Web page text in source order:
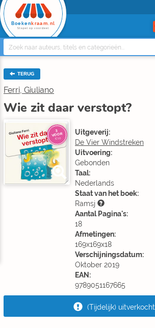
Boeken kraam.nl
Stapel op voordeel
TERUG
Ferri, Giuliano
Wie zit daar verstopt?
3
VOOR
€10
Uitgeverij:
De Vier Windstreken
Uitvoering:
Gebonden
Taal:
Nederlands
Staat van het boek:
Ramsj
Aantal Pagina's:
18
Afmetingen:
169x169x18
Verschijningsdatum:
Oktober 2019
EAN:
9789051167665
(Tijdelijk) uitverkocht